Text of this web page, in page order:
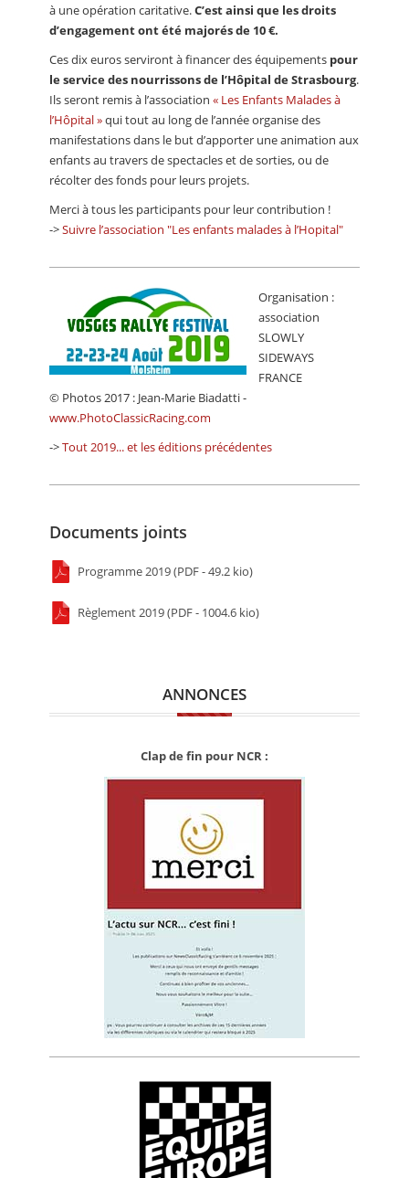
à une opération caritative.C’est ainsi que les droits
d’engagement ont été majorés de 10 €.
Ces dix euros serviront à financer des équipements pour
le service des nourrissons de l’Hôpital de Strasbourg.
Ils seront remis à l’association « Les Enfants Malades à
l’Hôpital »qui tout au long de l’année organise des
manifestations dans le but d’apporter une animation aux
enfants au travers de spectacles et de sorties, ou de
récolter des fonds pour leurs projets.
Merci à tous les participants pour leur contribution !
->Suivre l’association "Les enfants malades à l’Hopital"
Organisation :
association
SLOWLY
SIDEWAYS
FRANCE
© Photos 2017 : Jean-Marie Biadatti -
www.PhotoClassicRacing.com
->Tout 2019... et les éditions précédentes
Documents joints
Programme 2019 (PDF - 49.2 kio)
Règlement 2019 (PDF - 1004.6 kio)
ANNONCES
Clap de fin pour NCR :